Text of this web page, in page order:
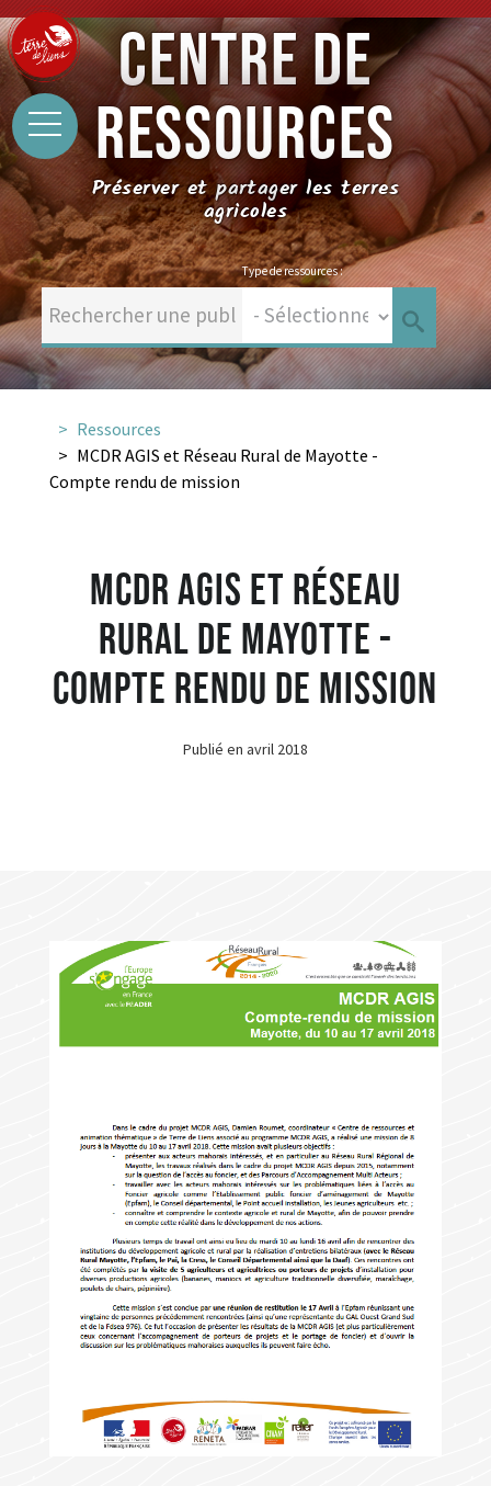
CENTRE DE
RESSOURCES
Préserver et partager les terres
agricoles
Type de ressources :
Ressources
MCDR AGIS et Réseau Rural de Mayotte -
Compte rendu de mission
MCDR AGIS et Réseau
Rural de Mayotte -
Compte rendu de mission
Publié en avril 2018